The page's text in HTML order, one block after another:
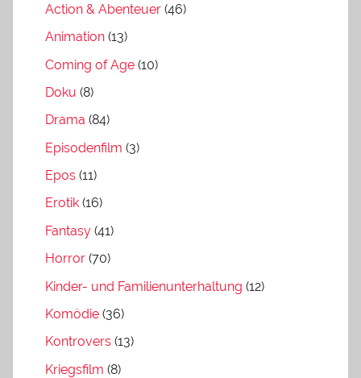
Action & Abenteuer (46)
Animation (13)
Coming of Age (10)
Doku (8)
Drama (84)
Episodenfilm (3)
Epos (11)
Erotik (16)
Fantasy (41)
Horror (70)
Kinder- und Familienunterhaltung (12)
Komödie (36)
Kontrovers (13)
Kriegsfilm (8)